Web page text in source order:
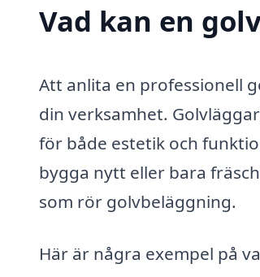
Vad kan en
Att anlita en professionell
din verksamhet.
för både estetik och
bygga nytt eller bara
som rör golvbeläggning.
Här är några exempel på